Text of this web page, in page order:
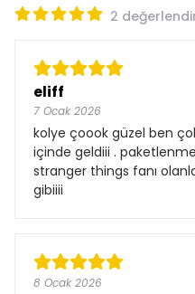
2
eliff
7 Ocak 2026
kolye çoook güzel ben
içinde geldiii .
stranger things fanı
gibiiii
8 Ocak 2026